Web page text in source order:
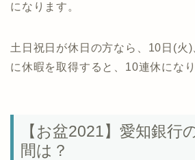
になります。
土日祝日が休日の方なら、10日(火
に休暇を取得すると、10連休になり
【お盆2021】愛知銀行
間は？